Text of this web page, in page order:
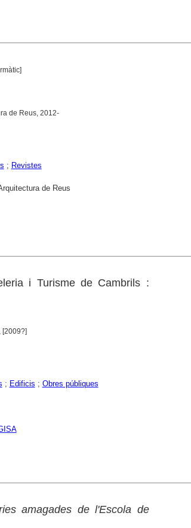
de Reus, 2012-
; Revistes
de Reus
i Turisme de Cambrils :
[2009?]
; Edificis ; Obres públiques
amagades de l'Escola de